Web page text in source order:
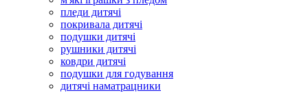
пледи дитячі
покривала дитячі
подушки дитячі
рушники дитячі
ковдри дитячі
подушки для годування
дитячі наматрацники